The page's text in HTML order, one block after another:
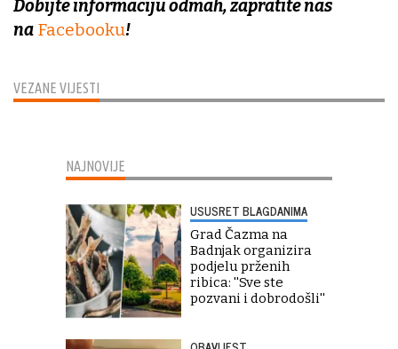
VEZANE VIJESTI
Dobijte informaciju odmah, zapratite nas
na Facebooku!
NAJNOVIJE
USUSRET BLAGDANIMA
Grad Čazma na
Badnjak organizira
podjelu prženih
ribica: ''Sve ste
pozvani i dobrodošli''